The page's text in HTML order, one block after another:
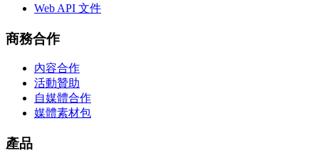
Web API 文件
商務合作
內容合作
活動贊助
自媒體合作
媒體素材包
產品